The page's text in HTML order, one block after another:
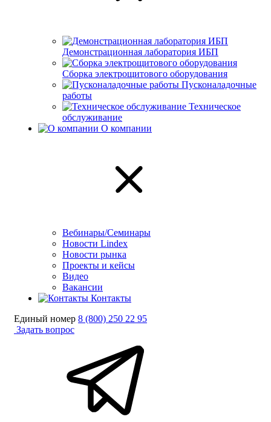
Демонстрационная лаборатория ИБП
Сборка электрощитового оборудования
Пусконаладочные
работы
Техническое
обслуживание
О компании
Вебинары/Семинары
Новости Lindex
Новости рынка
Проекты и кейсы
Видео
Вакансии
Контакты
Единый номер 8 (800) 250 22 95
Задать вопрос